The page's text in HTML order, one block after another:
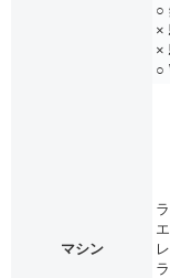
○
×
×
○
マシン